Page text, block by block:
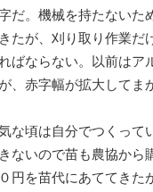
だ。機械を持たないた
たが、刈り取り作業だ
ばならない。以前はア
、赤字幅が拡大してま
な頃は自分でつくって
ないので苗も農協から
円を苗代にあててきた